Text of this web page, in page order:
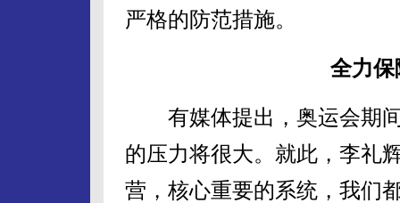
严格的防范措施。
全力
有媒体提出，奥运会期间
的压力将很大。就此，李礼
营，核心重要的系统，我们